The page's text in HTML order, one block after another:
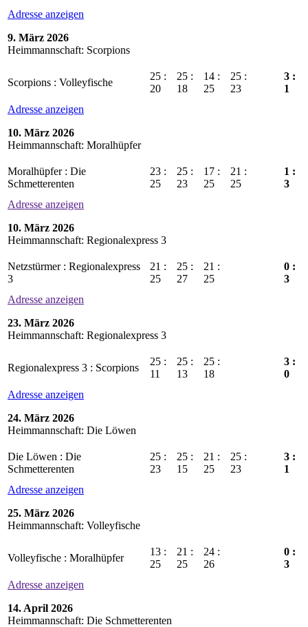
Adresse anzeigen
9. März 2026
Heimmannschaft: Scorpions
Scorpions : Volleyfische
25 :
20
25 :
18
14 :
25
25 :
23
3 :
1
Adresse anzeigen
10. März 2026
Heimmannschaft: Moralhüpfer
Moralhüpfer : Die
Schmetterenten
23 :
25
25 :
23
17 :
25
21 :
25
1 :
3
Adresse anzeigen
10. März 2026
Heimmannschaft: Regionalexpress 3
Netzstürmer : Regionalexpress
3
21 :
25
25 :
27
21 :
25
0 :
3
Adresse anzeigen
23. März 2026
Heimmannschaft: Regionalexpress 3
Regionalexpress 3 : Scorpions
25 :
11
25 :
13
25 :
18
3 :
0
Adresse anzeigen
24. März 2026
Heimmannschaft: Die Löwen
Die Löwen : Die
Schmetterenten
25 :
23
25 :
15
21 :
25
25 :
23
3 :
1
Adresse anzeigen
25. März 2026
Heimmannschaft: Volleyfische
Volleyfische : Moralhüpfer
13 :
25
21 :
25
24 :
26
0 :
3
Adresse anzeigen
14. April 2026
Heimmannschaft: Die Schmetterenten